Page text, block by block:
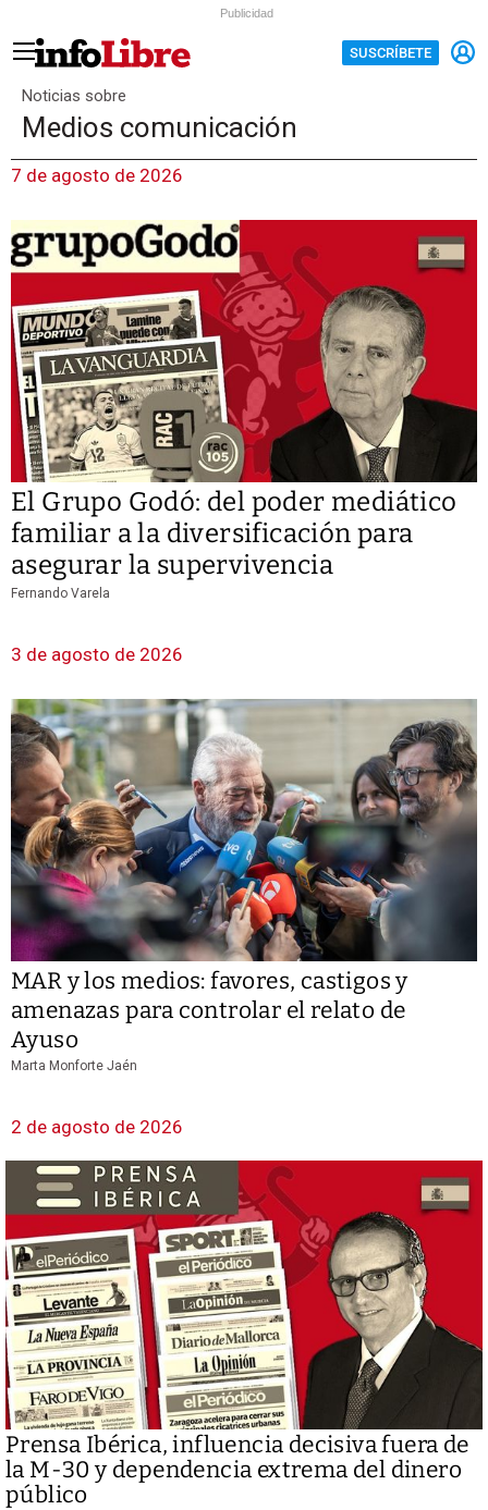
Publicidad
SUSCRÍBETE
Noticias sobre
Medios comunicación
7 de agosto de 2026
El Grupo Godó: del poder mediático
familiar a la diversificación para
asegurar la supervivencia
Fernando Varela
3 de agosto de 2026
MAR y los medios: favores, castigos y
amenazas para controlar el relato de
Ayuso
Marta Monforte Jaén
2 de agosto de 2026
Prensa Ibérica, influencia decisiva fuera de
la M-30 y dependencia extrema del dinero
público